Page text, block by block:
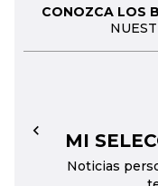
CONOZCA LOS
MI
Noticias
←